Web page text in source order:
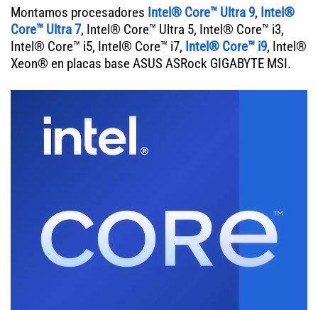
Montamos procesadores Intel® Core™ Ultra 9, Intel®
Core™ Ultra 7, Intel® Core™ Ultra 5, Intel® Core™ i3,
Intel® Core™ i5, Intel® Core™ i7, Intel® Core™ i9, Intel®
Xeon® en placas base ASUS ASRock GIGABYTE MSI.